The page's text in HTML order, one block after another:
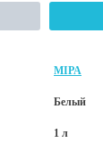
MIPA
Белый
1 л